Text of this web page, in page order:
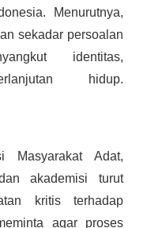
Menurutnya,
sekadar persoalan
identitas,
hidup.
Masyarakat Adat,
akademisi turut
kritis terhadap
agar proses